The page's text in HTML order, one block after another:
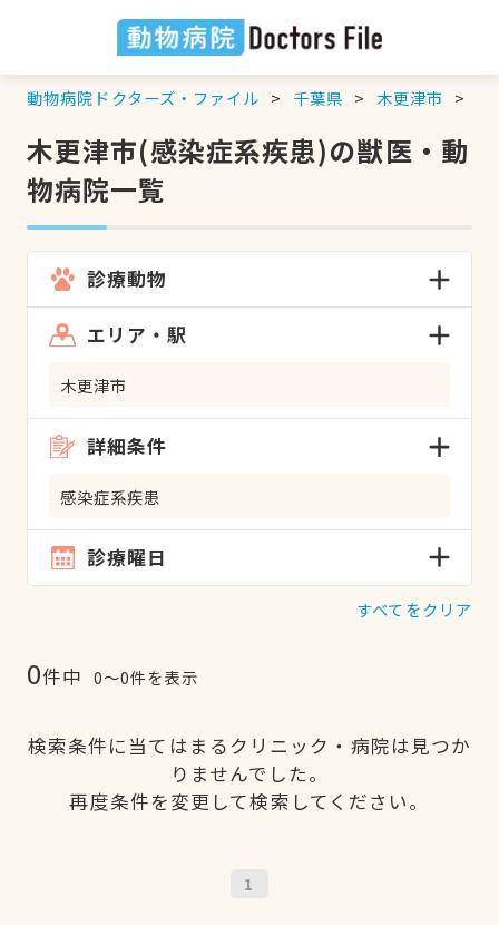
動物病院ドクターズ・ファイル 千葉県 木更津市
木更津市(感染症系疾患)の獣医・動
物病院一覧
診療動物
エリア・駅
木更津市
詳細条件
感染症系疾患
診療曜日
すべてをクリア
0件中 0〜0件を表示
検索条件に当てはまるクリニック・病院は見つか
りませんでした。
再度条件を変更して検索してください。
1